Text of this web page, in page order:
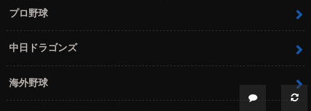
プロ野球
中日ドラゴンズ
海外野球